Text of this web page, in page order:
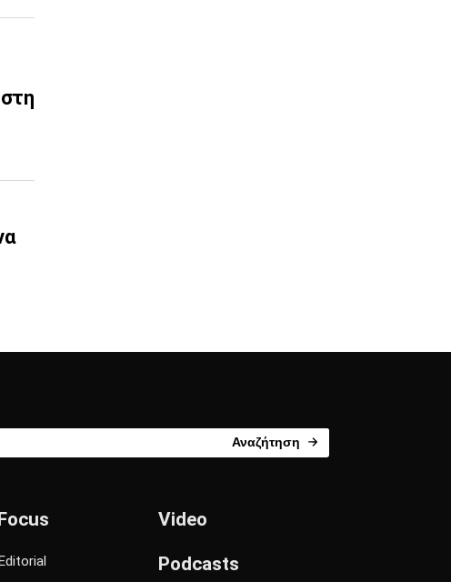
Αναζήτηση
Focus
Editorial
Video
Podcasts